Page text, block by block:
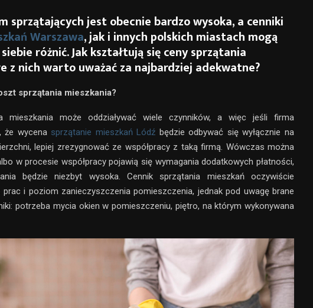
sprzątających jest obecnie bardzo wysoka, a cenniki
Warszawa, jak i innych polskich miastach mogą
różnić. Jak kształtują się ceny sprzątania
z nich warto uważać za najbardziej adekwatne?
sprzątania mieszkania?
mieszkania może oddziaływać wiele czynników, a więc jeśli firma
że wycena sprzątanie mieszkań Lódź będzie odbywać się wyłącznie na
lepiej zrezygnować ze współpracy z taką firmą. Wówczas można
w procesie współpracy pojawią się wymagania dodatkowych płatności,
będzie niezbyt wysoka. Cennik sprzątania mieszkań oczywiście
i poziom zanieczyszczenia pomieszczenia, jednak pod uwagę brane
potrzeba mycia okien w pomieszczeniu, piętro, na którym wykonywana